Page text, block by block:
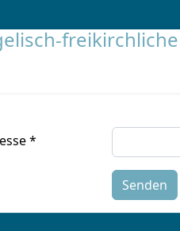
*
Senden